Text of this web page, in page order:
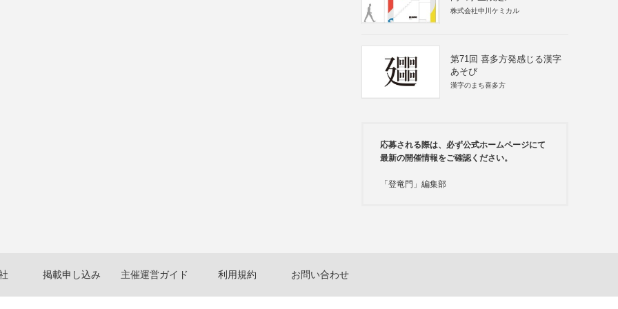
株式会社中川ケミカル
第71回 喜多方発感じる漢字
あそび
漢字のまち喜多方
応募される際は、必ず公式ホームページにて
最新の開催情報をご確認ください。
「登竜門」編集部
掲載申し込み 主催運営ガイド 利用規約 お問い合わせ